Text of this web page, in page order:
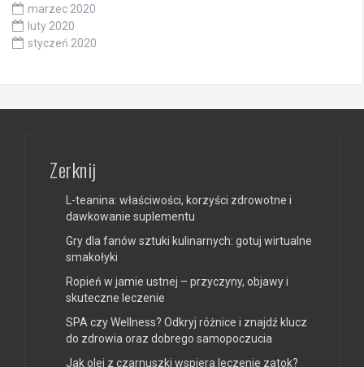
marzec 2020
luty 2020
styczeń 2020
Zerknij
L-teanina: właściwości, korzyści zdrowotne i
dawkowanie suplementu
Gry dla fanów sztuki kulinarnych: gotuj wirtualne
smakołyki
Ropień w jamie ustnej – przyczyny, objawy i
skuteczne leczenie
SPA czy Wellness? Odkryj różnice i znajdź klucz
do zdrowia oraz dobrego samopoczucia
Jak olej z czarnuszki wspiera leczenie zatok?